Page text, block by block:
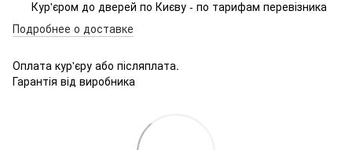
Кур'єром до дверей по Києву - по тарифам перевізника
Подробнее о доставке
Оплата кур'єру або післяплата.
Гарантія від виробника